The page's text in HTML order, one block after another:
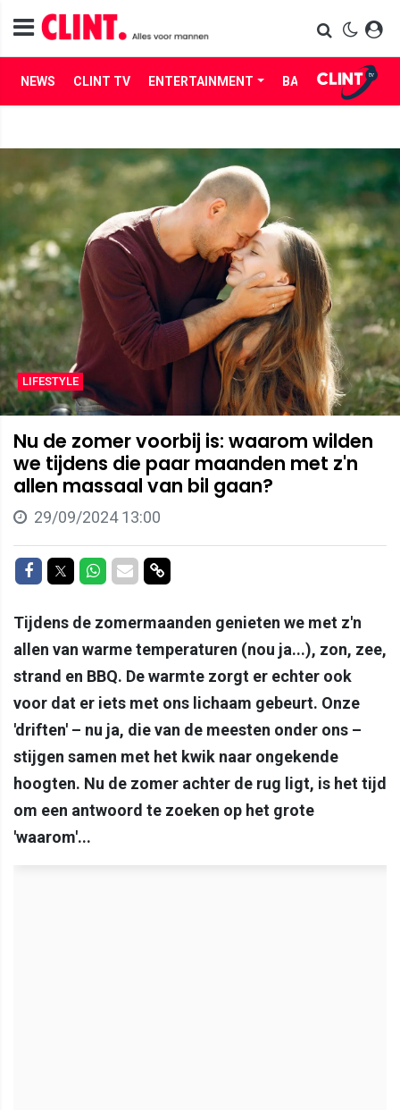
NEWS CLINT TV ENTERTAINMENT BABES LIFE
LIFESTYLE
Nu de zomer voorbij is: waarom wilden
we tijdens die paar maanden met z'n
allen massaal van bil gaan?
29/09/2024 13:00
Delen op Facebook
Delen op Twitter
Delen op Whatsapp
Delen via Mail
Delen via link
Tijdens de zomermaanden genieten we met z'n
allen van warme temperaturen (nou ja...), zon, zee,
strand en BBQ. De warmte zorgt er echter ook
voor dat er iets met ons lichaam gebeurt. Onze
'driften' – nu ja, die van de meesten onder ons –
stijgen samen met het kwik naar ongekende
hoogten. Nu de zomer achter de rug ligt, is het tijd
om een antwoord te zoeken op het grote
'waarom'...